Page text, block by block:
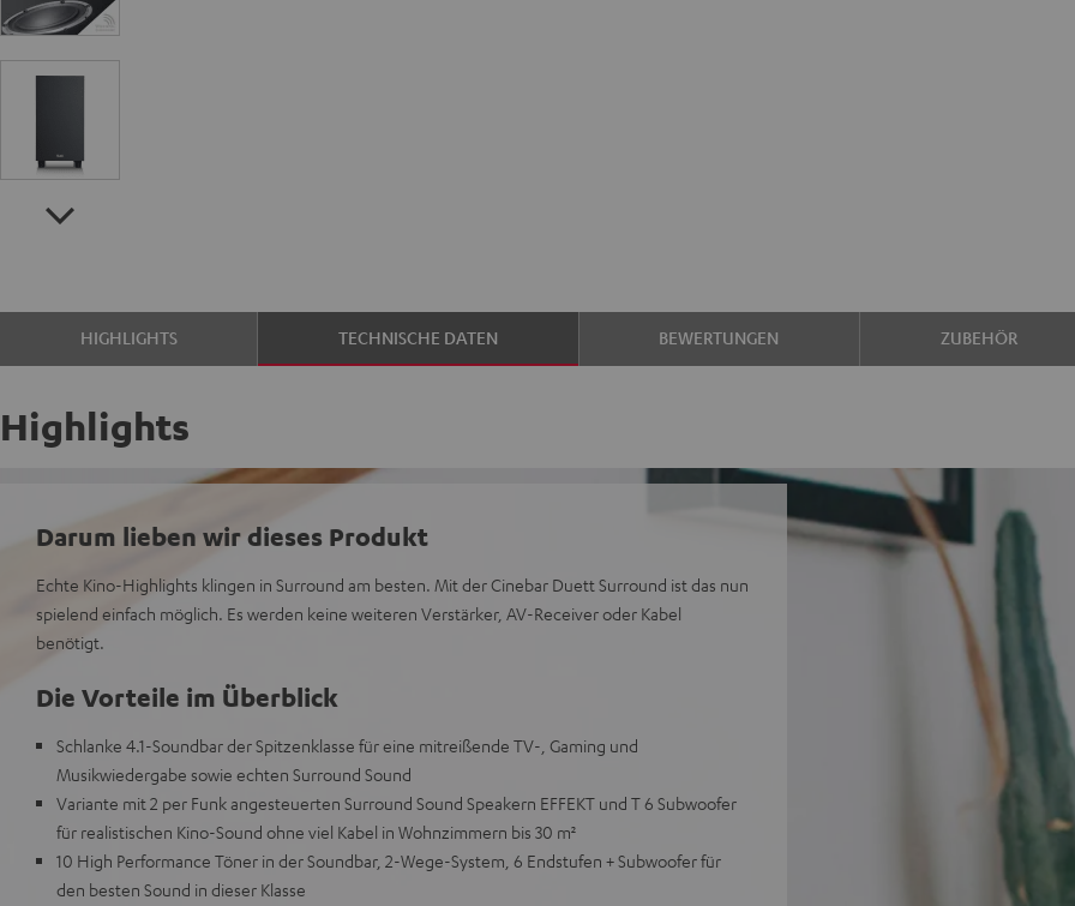
HIGHLIGHTS TECHNISCHE DATEN BEWERTUNGEN ZUBEHÖR
Highlights
Darum lieben wir dieses Produkt
Echte Kino-Highlights klingen in Surround am besten. Mit der Cinebar Duett Surround ist das nun
spielend einfach möglich. Es werden keine weiteren Verstärker, AV-Receiver oder Kabel
benötigt.
Die Vorteile im Überblick
Schlanke 4.1-Soundbar der Spitzenklasse für eine mitreißende TV-, Gaming und
Musikwiedergabe sowie echten Surround Sound
Variante mit 2 per Funk angesteuerten Surround Sound Speakern EFFEKT und T 6 Subwoofer
für realistischen Kino-Sound ohne viel Kabel in Wohnzimmern bis 30 m²
10 High Performance Töner in der Soundbar, 2-Wege-System, 6 Endstufen + Subwoofer für
den besten Sound in dieser Klasse